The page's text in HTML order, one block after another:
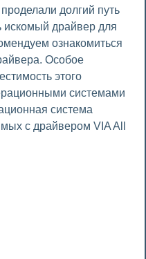
долгий путь
искомый драйвер для
ознакомиться
Особое
этого
системами
система
с драйвером VIA All